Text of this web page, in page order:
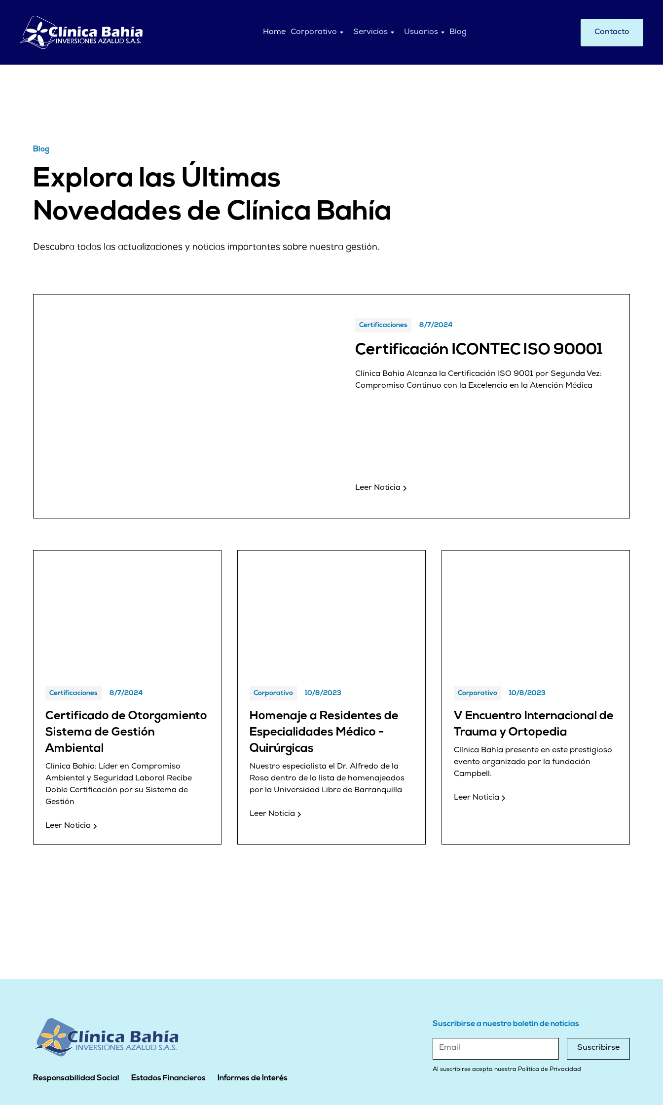
Home Corporativo Servicios Usuarios Blog Contacto
Blog
Explora las Últimas
Novedades de Clínica Bahía
Descubra todas las actualizaciones y noticias importantes sobre nuestra gestión.
Certificaciones 8/7/2024
Certificación ICONTEC ISO 90001
Clínica Bahía Alcanza la Certificación ISO 9001 por Segunda Vez:
Compromiso Continuo con la Excelencia en la Atención Médica
Leer Noticia
Certificaciones 8/7/2024
Certificado de Otorgamiento
Sistema de Gestión
Ambiental
Clínica Bahía: Líder en Compromiso
Ambiental y Seguridad Laboral Recibe
Doble Certificación por su Sistema de
Gestión
Leer Noticia
Corporativo 10/8/2023
Homenaje a Residentes de
Especialidades Médico -
Quirúrgicas
Nuestro especialista el Dr. Alfredo de la
Rosa dentro de la lista de homenajeados
por la Universidad Libre de Barranquilla
Leer Noticia
Corporativo 10/8/2023
V Encuentro Internacional de
Trauma y Ortopedia
Clínica Bahía presente en este prestigioso
evento organizado por la fundación
Campbell.
Leer Noticia
Responsabilidad Social Estados Financieros Informes de Interés
Suscribirse a nuestro boletín de noticias
Suscribirse
Al suscribirse acepta nuestra Política de Privacidad